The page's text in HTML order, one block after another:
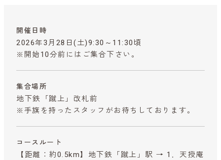
開催日時
2026年3月28日(土)9:30～11:30頃
※開始10分前にはご集合下さい。
集合場所
地下鉄「蹴上」改札前
※手旗を持ったスタッフがお待ちしております。
コースルート
【距離：約0.5km】地下鉄「蹴上」駅 → 1．天授庵